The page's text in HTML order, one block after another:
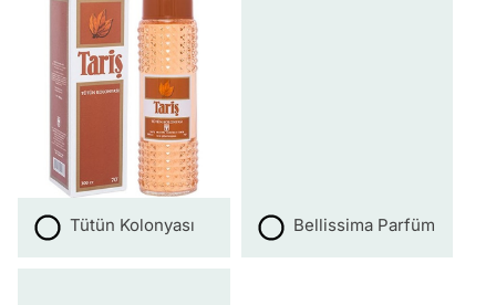
Tütün Kolonyası Bellissima Parfüm